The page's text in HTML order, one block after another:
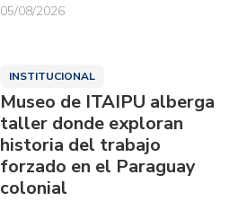
05/08/2026
INSTITUCIONAL
Museo de ITAIPU alberga
taller donde exploran
historia del trabajo
forzado en el Paraguay
colonial